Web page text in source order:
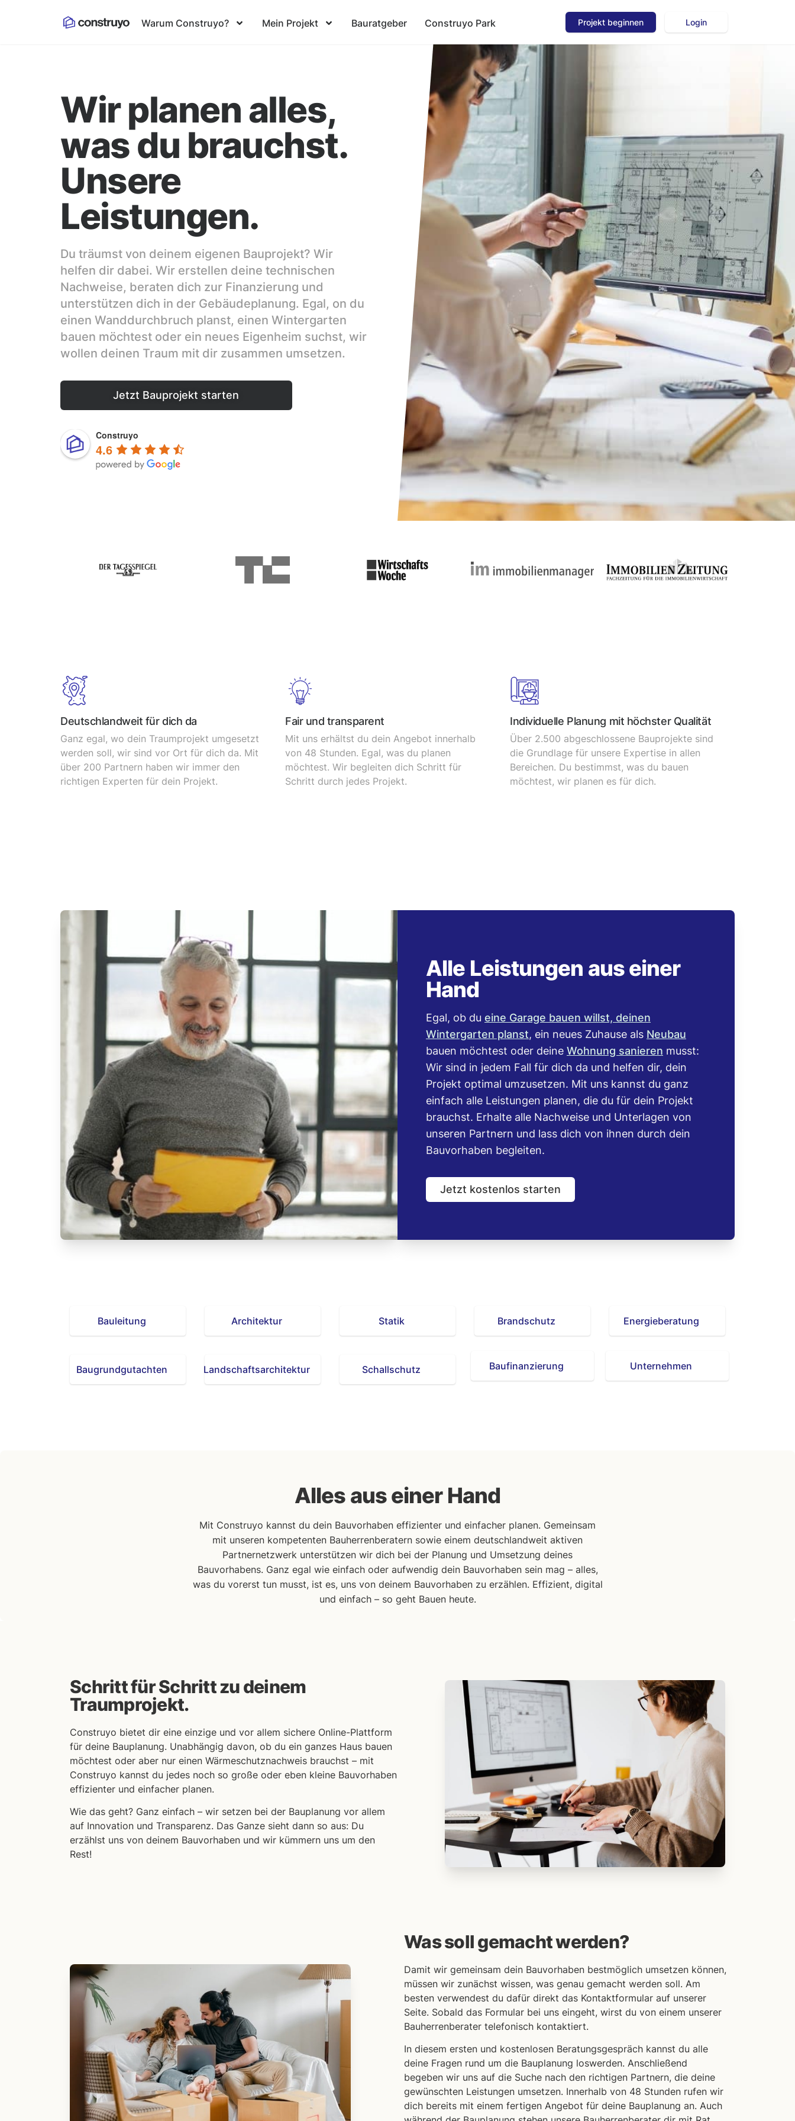
Warum Construyo? Mein Projekt Bauratgeber Construyo Park Projekt beginnen Login
Wir planen alles,
was du brauchst.
Unsere
Leistungen.
Du träumst von deinem eigenen Bauprojekt? Wir
helfen dir dabei. Wir erstellen deine technischen
Nachweise, beraten dich zur Finanzierung und
unterstützen dich in der Gebäudeplanung. Egal, on du
einen Wanddurchbruch planst, einen Wintergarten
bauen möchtest oder ein neues Eigenheim suchst, wir
wollen deinen Traum mit dir zusammen umsetzen.
Jetzt Bauprojekt starten
Construyo
4.6
Deutschlandweit für dich da
Ganz egal, wo dein Traumprojekt umgesetzt
werden soll, wir sind vor Ort für dich da. Mit
über 200 Partnern haben wir immer den
richtigen Experten für dein Projekt.
Fair und transparent
Mit uns erhältst du dein Angebot innerhalb
von 48 Stunden. Egal, was du planen
möchtest. Wir begleiten dich Schritt für
Schritt durch jedes Projekt.
Individuelle Planung mit höchster Qualität
Über 2.500 abgeschlossene Bauprojekte sind
die Grundlage für unsere Expertise in allen
Bereichen. Du bestimmst, was du bauen
möchtest, wir planen es für dich.
Alle Leistungen aus einer
Hand
Egal, ob du eine Garage bauen willst, deinen
Wintergarten planst, ein neues Zuhause als Neubau
bauen möchtest oder deine Wohnung sanieren musst:
Wir sind in jedem Fall für dich da und helfen dir, dein
Projekt optimal umzusetzen. Mit uns kannst du ganz
einfach alle Leistungen planen, die du für dein Projekt
brauchst. Erhalte alle Nachweise und Unterlagen von
unseren Partnern und lass dich von ihnen durch dein
Bauvorhaben begleiten.
Jetzt kostenlos starten
Bauleitung Architektur Statik Brandschutz Energieberatung
Baugrundgutachten Landschaftsarchitektur Schallschutz Baufinanzierung Unternehmen
Alles aus einer Hand
Mit Construyo kannst du dein Bauvorhaben effizienter und einfacher planen. Gemeinsam
mit unseren kompetenten Bauherrenberatern sowie einem deutschlandweit aktiven
Partnernetzwerk unterstützen wir dich bei der Planung und Umsetzung deines
Bauvorhabens. Ganz egal wie einfach oder aufwendig dein Bauvorhaben sein mag – alles,
was du vorerst tun musst, ist es, uns von deinem Bauvorhaben zu erzählen. Effizient, digital
und einfach – so geht Bauen heute.
Schritt für Schritt zu deinem
Traumprojekt.
Construyo bietet dir eine einzige und vor allem sichere Online-Plattform
für deine Bauplanung. Unabhängig davon, ob du ein ganzes Haus bauen
möchtest oder aber nur einen Wärmeschutznachweis brauchst – mit
Construyo kannst du jedes noch so große oder eben kleine Bauvorhaben
effizienter und einfacher planen.
Wie das geht? Ganz einfach – wir setzen bei der Bauplanung vor allem
auf Innovation und Transparenz. Das Ganze sieht dann so aus: Du
erzählst uns von deinem Bauvorhaben und wir kümmern uns um den
Rest!
Was soll gemacht werden?
Damit wir gemeinsam dein Bauvorhaben bestmöglich umsetzen können,
müssen wir zunächst wissen, was genau gemacht werden soll. Am
besten verwendest du dafür direkt das Kontaktformular auf unserer
Seite. Sobald das Formular bei uns eingeht, wirst du von einem unserer
Bauherrenberater telefonisch kontaktiert.
In diesem ersten und kostenlosen Beratungsgespräch kannst du alle
deine Fragen rund um die Bauplanung loswerden. Anschließend
begeben wir uns auf die Suche nach den richtigen Partnern, die deine
gewünschten Leistungen umsetzen. Innerhalb von 48 Stunden rufen wir
dich bereits mit einem fertigen Angebot für deine Bauplanung an. Auch